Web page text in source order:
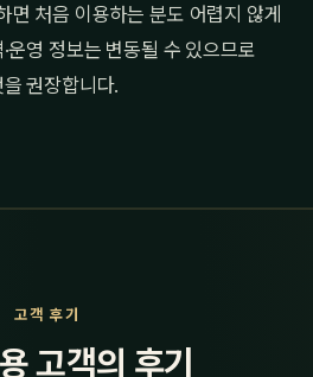
면 처음 이용하는 분도 어렵지 않게
운영 정보는 변동될 수 있으므로
권장합니다.
고객 후기
고객의 후기